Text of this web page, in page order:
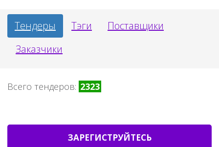
Тендеры Тэги
Поставщики
Заказчики
Всего тендеров: 2323
ЗАРЕГИСТРУЙТЕСЬ